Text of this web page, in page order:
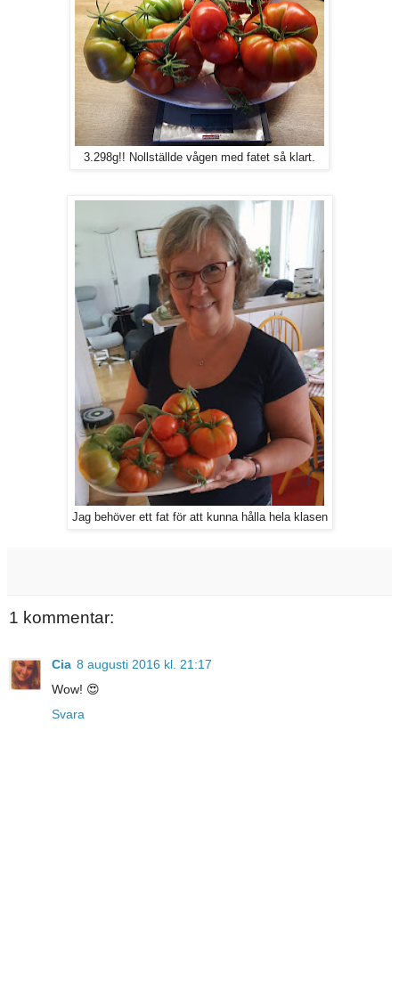
3.298g!! Nollställde vågen med fatet så klart.
Jag behöver ett fat för att kunna hålla hela klasen
1 kommentar:
Cia 8 augusti 2016 kl. 21:17
Wow! 😍
Svara